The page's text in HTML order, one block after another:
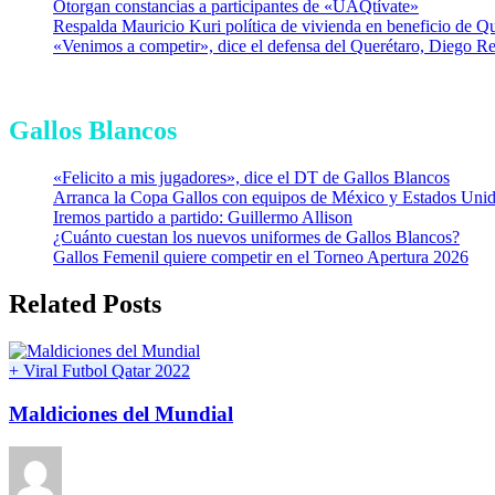
Otorgan constancias a participantes de «UAQtívate»
Respalda Mauricio Kuri política de vivienda en beneficio de
«Venimos a competir», dice el defensa del Querétaro, Diego
Gallos Blancos
«Felicito a mis jugadores», dice el DT de Gallos Blancos
Arranca la Copa Gallos con equipos de México y Estados
Iremos partido a partido: Guillermo Allison
¿Cuánto cuestan los nuevos uniformes de Gallos Blancos?
Gallos Femenil quiere competir en el Torneo Apertura 2026
Related Posts
+ Viral Futbol Qatar 2022
Maldiciones del Mundial